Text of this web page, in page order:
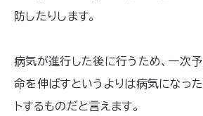
防したりします。
病気が進行した後に行うため、一次
命を伸ばすというよりは病気になっ
トするものだと言えます。